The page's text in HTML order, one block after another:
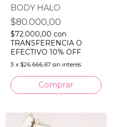
BODY HALO
$80.000,00
$72.000,00 con
TRANSFERENCIA O
EFECTIVO 10% OFF
3 x $26.666,67 sin interés